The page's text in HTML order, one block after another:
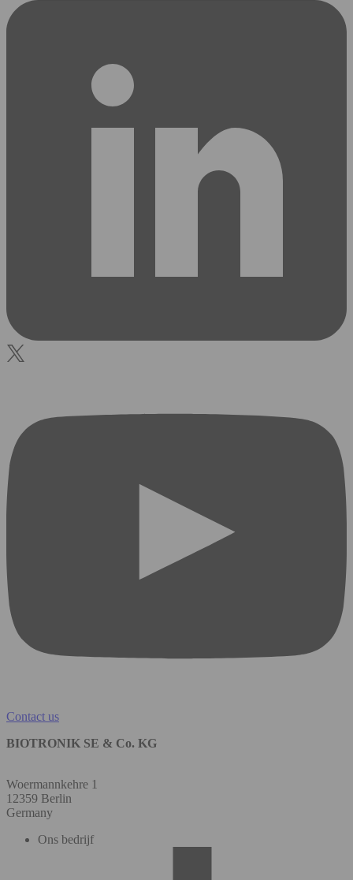
Contact us
BIOTRONIK SE & Co. KG
Woermannkehre 1
12359 Berlin
Germany
Ons bedrijf